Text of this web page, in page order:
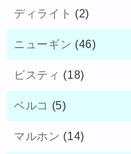
ディライト (2)
ニューギン (46)
ビスティ (18)
ベルコ (5)
マルホン (14)